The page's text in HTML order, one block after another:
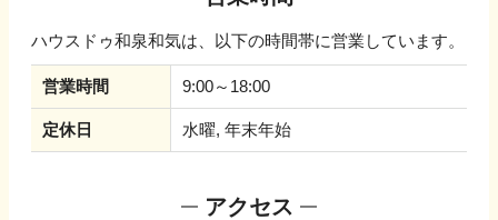
ハウスドゥ和泉和気は、以下の時間帯に営業しています。
営業時間 9:00～18:00
定休日 水曜, 年末年始
アクセス